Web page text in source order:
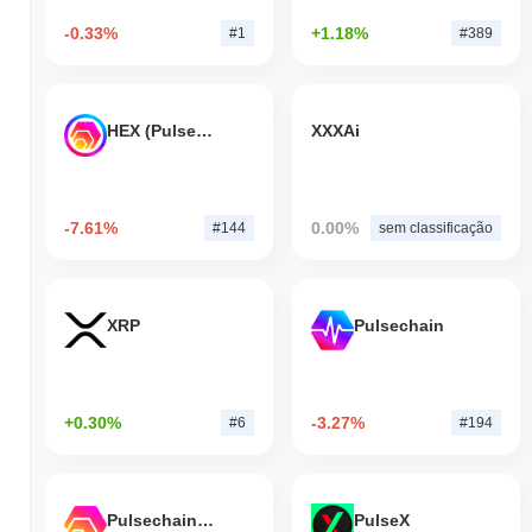
-0.33% #1 +1.18% #389
HEX (Pulsechain)
-7.61% #144
XXXAi
0.00% sem classificação
XRP
+0.30% #6
Pulsechain
-3.27% #194
Pulsechain Bridged HEX (Pulsechain) PulseX